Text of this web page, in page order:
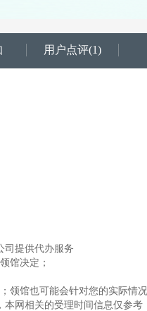
用户点评(1)
司提供代办服务
馆决定；
领馆也可能会针对您的实际情
网相关的受理时间信息仅参考